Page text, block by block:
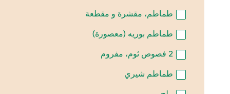
طماطم، مقشرة و مقطعة
طماطم بوريه (معصورة)
2 فصوص ثوم، مفروم
طماطم شيري